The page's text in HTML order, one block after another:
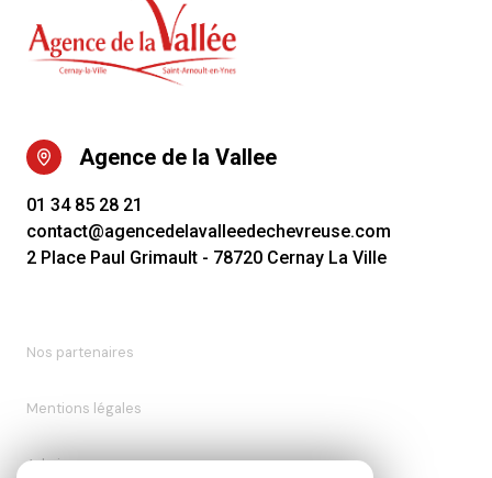
Agence de la Vallee
01 34 85 28 21
contact@agencedelavalleedechevreuse.com
2 Place Paul Grimault - 78720 Cernay La Ville
Nos partenaires
Mentions légales
Admin